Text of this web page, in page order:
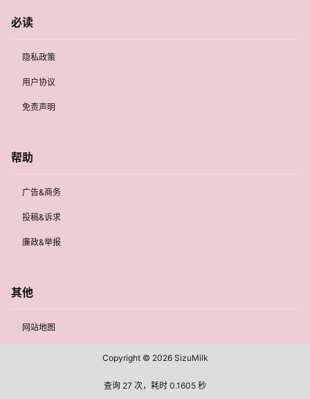
必读
隐私政策
用户协议
免责声明
帮助
广告&商务
投稿&诉求
廉政&举报
其他
网站地图
Copyright © 2026SizuMilk
查询 27 次，耗时 0.1605 秒